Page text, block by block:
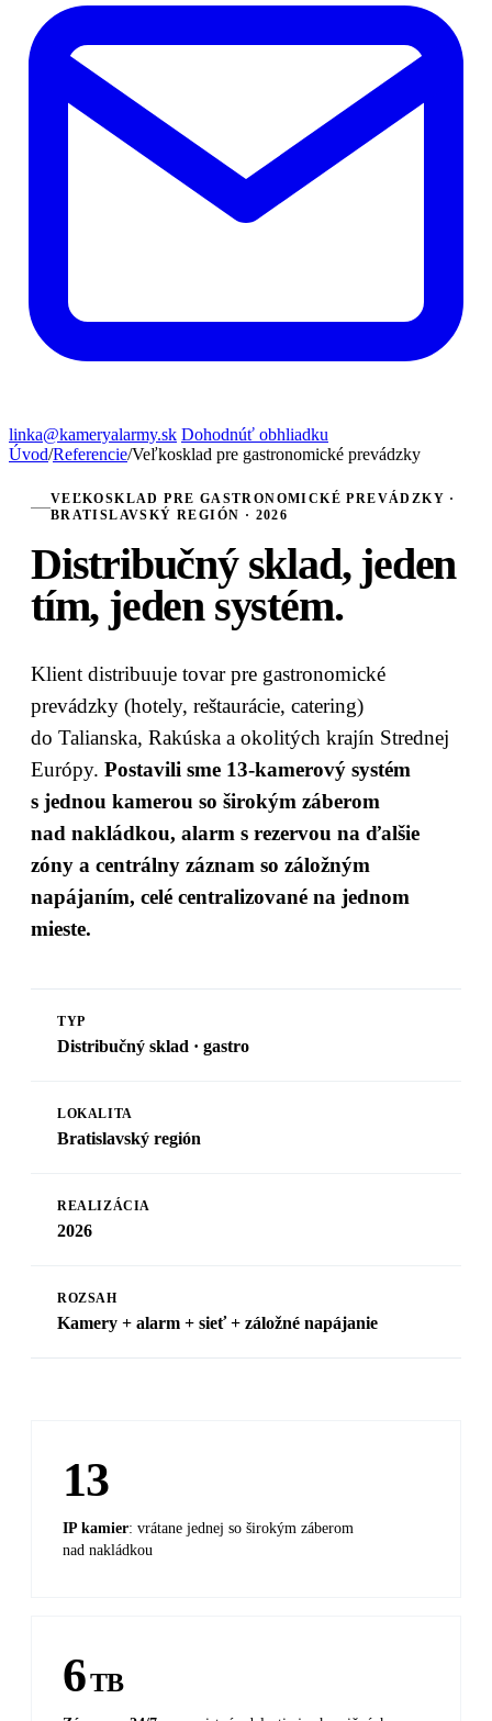
linka@kameryalarmy.sk Dohodnúť obhliadku
Úvod/Referencie/Veľkosklad pre gastronomické prevádzky
VEĽKOSKLAD PRE GASTRONOMICKÉ PREVÁDZKY ·
BRATISLAVSKÝ REGIÓN · 2026
Distribučný sklad, jeden
tím, jeden systém.
Klient distribuuje tovar pre gastronomické
prevádzky (hotely, reštaurácie, catering)
do Talianska, Rakúska a okolitých krajín Strednej
Európy. Postavili sme 13-kamerový systém
s jednou kamerou so širokým záberom
nad nakládkou, alarm s rezervou na ďalšie
zóny a centrálny záznam so záložným
napájaním, celé centralizované na jednom
mieste.
TYP
Distribučný sklad · gastro
LOKALITA
Bratislavský región
REALIZÁCIA
2026
ROZSAH
Kamery + alarm + sieť + záložné napájanie
13
IP kamier: vrátane jednej so širokým záberom
nad nakládkou
6TB